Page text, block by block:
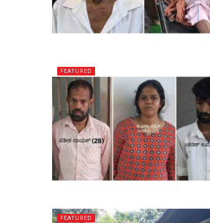
FEATURED
FEATURED